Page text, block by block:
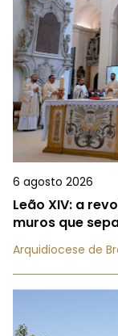
6 agosto 2026
Leão XIV: a
muros que
Arquidiocese de